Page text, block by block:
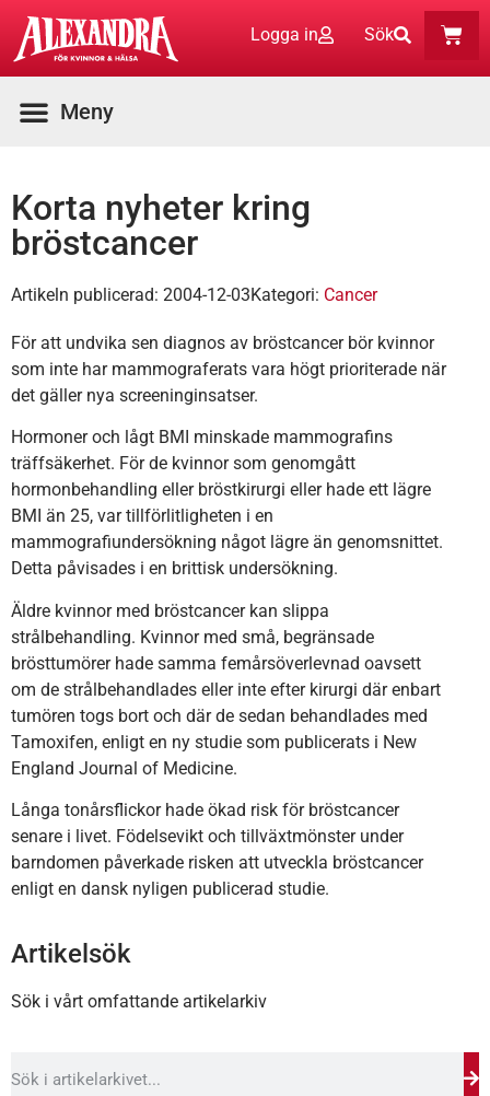
Logga in Sök
Korta nyheter kring
bröstcancer
Artikeln publicerad: 2004-12-03Kategori: Cancer
För att undvika sen diagnos av bröstcancer bör kvinnor
som inte har mammograferats vara högt prioriterade när
det gäller nya screeninginsatser.
Hormoner och lågt BMI minskade mammografins
träffsäkerhet. För de kvinnor som genomgått
hormonbehandling eller bröstkirurgi eller hade ett lägre
BMI än 25, var tillförlitligheten i en
mammografiundersökning något lägre än genomsnittet.
Detta påvisades i en brittisk undersökning.
Äldre kvinnor med bröstcancer kan slippa
strålbehandling. Kvinnor med små, begränsade
brösttumörer hade samma femårsöverlevnad oavsett
om de strålbehandlades eller inte efter kirurgi där enbart
tumören togs bort och där de sedan behandlades med
Tamoxifen, enligt en ny studie som publicerats i New
England Journal of Medicine.
Långa tonårsflickor hade ökad risk för bröstcancer
senare i livet. Födelsevikt och tillväxtmönster under
barndomen påverkade risken att utveckla bröstcancer
enligt en dansk nyligen publicerad studie.
Artikelsök
Sök i vårt omfattande artikelarkiv